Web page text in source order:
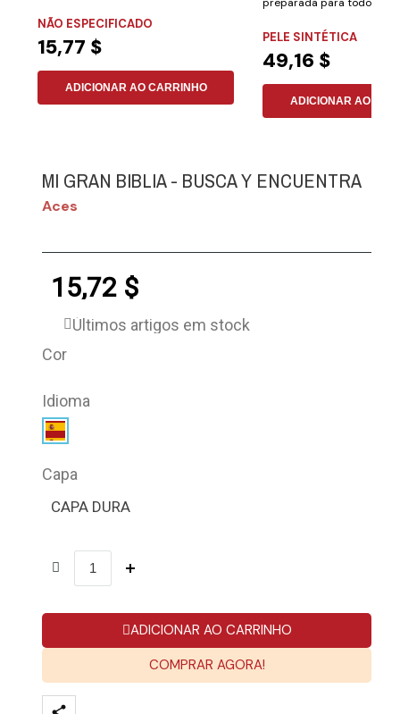
NÃO ESPECIFICADO
15,77 $
ADICIONAR AO CARRINHO
desejam aprender...
PELE SINTÉTICA
49,16 $
ADICIONAR AO
MI GRAN BIBLIA - BUSCA Y ENCUENTRA
Aces
15,72 $
Últimos artigos em stock
Cor
Idioma
Capa
CAPA DURA
ADICIONAR AO CARRINHO
COMPRAR AGORA!